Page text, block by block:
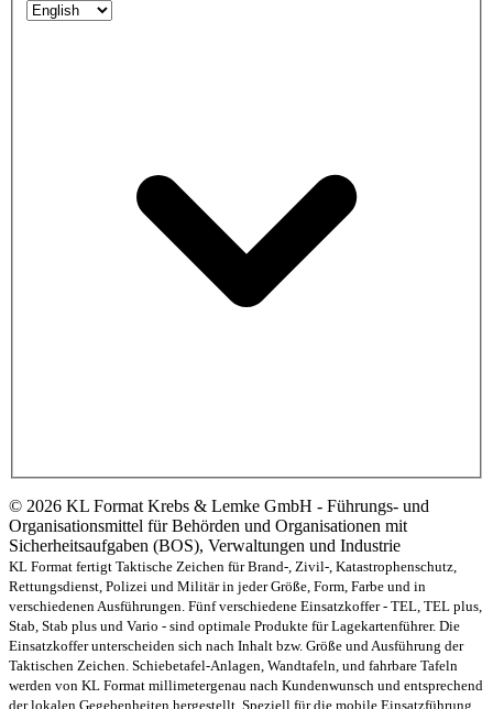
© 2026 KL Format Krebs & Lemke GmbH - Führungs- und
Organisationsmittel für Behörden und Organisationen mit
Sicherheitsaufgaben (BOS), Verwaltungen und Industrie
KL Format fertigt Taktische Zeichen für Brand-, Zivil-, Katastrophenschutz,
Rettungsdienst, Polizei und Militär in jeder Größe, Form, Farbe und in
verschiedenen Ausführungen. Fünf verschiedene Einsatzkoffer - TEL, TEL plus,
Stab, Stab plus und Vario - sind optimale Produkte für Lagekartenführer. Die
Einsatzkoffer unterscheiden sich nach Inhalt bzw. Größe und Ausführung der
Taktischen Zeichen. Schiebetafel-Anlagen, Wandtafeln, und fahrbare Tafeln
werden von KL Format millimetergenau nach Kundenwunsch und entsprechend
der lokalen Gegebenheiten hergestellt. Speziell für die mobile Einsatzführung